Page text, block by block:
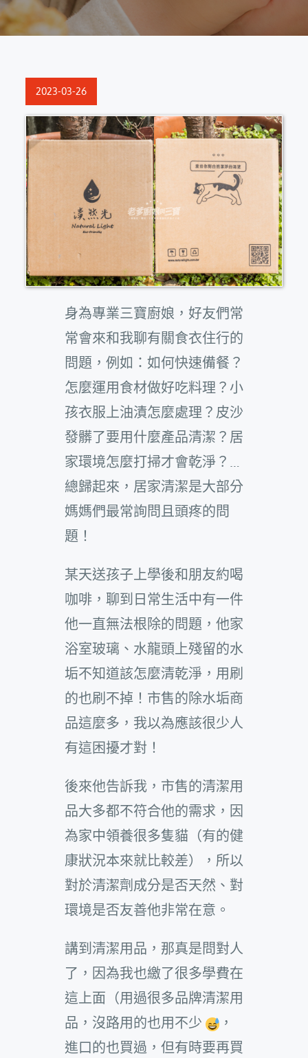
Posted
on
2023-03-26
身為專業三寶廚娘，好友們常
常會來和我聊有關食衣住行的
問題，例如：如何快速備餐？
怎麼運用食材做好吃料理？小
孩衣服上油漬怎麼處理？皮沙
發髒了要用什麼產品清潔？居
家環境怎麼打掃才會乾淨？…
總歸起來，居家清潔是大部分
媽媽們最常詢問且頭疼的問
題！
某天送孩子上學後和朋友約喝
咖啡，聊到日常生活中有一件
他一直無法根除的問題，他家
浴室玻璃、水龍頭上殘留的水
垢不知道該怎麼清乾淨，用刷
的也刷不掉！市售的除水垢商
品這麼多，我以為應該很少人
有這困擾才對！
後來他告訴我，市售的清潔用
品大多都不符合他的需求，因
為家中領養很多隻貓（有的健
康狀況本來就比較差），所以
對於清潔劑成分是否天然、對
環境是否友善他非常在意。
講到清潔用品，那真是問對人
了，因為我也繳了很多學費在
這上面（用過很多品牌清潔用
品，沒路用的也用不少
，
進口的也買過，但有時要再買